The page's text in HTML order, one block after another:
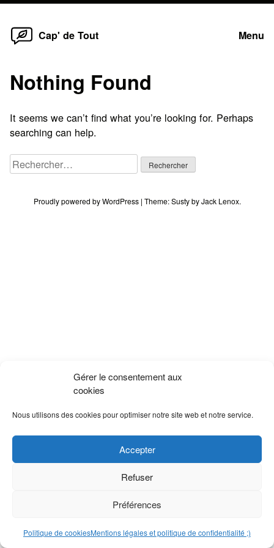
Gérer le consentement aux
cookies
Nous utilisons des cookies pour optimiser notre site web et notre service.
Accepter
Refuser
Préférences
Politique de cookiesMentions légales et politique de confidentialité ;)
Skip
Cap' de Tout Menu
Nothing Found
It seems we can’t find what you’re looking for. Perhaps
searching can help.
Rechercher :
Proudly powered by WordPress | Theme:SustybyJack Lenox.